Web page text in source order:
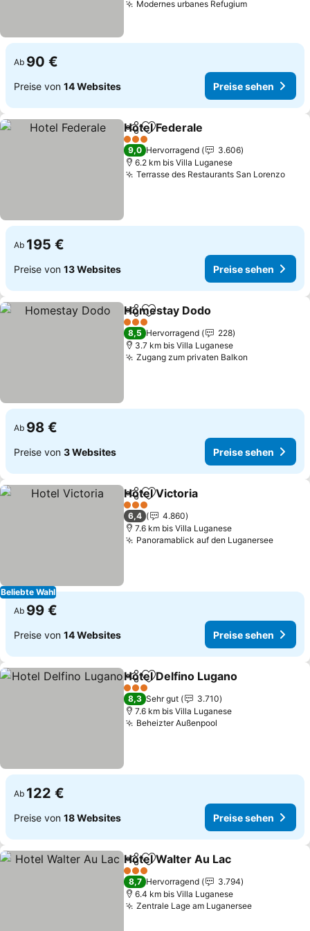
Modernes urbanes RefugiumPreise
Ab 90 €
Preise von 14 Websites Preise sehen
TeilenZu Favoriten hinzufügen
Hotel Federale
3 Sterne
9,0 Hervorragend
3.606
6.2 km bis Villa Luganese
Terrasse des Restaurants San Lorenzo
Ab 195 €
Preise von 13 Websites Preise sehen
TeilenZu Favoriten hinzufügen
Homestay Dodo
3 Sterne
8,5 Hervorragend
228
3.7 km bis Villa Luganese
Zugang zum privaten Balkon
Ab 98 €
Preise von 3 Websites Preise sehen
Beliebte Wahl
TeilenZu Favoriten hinzufügen
Hotel Victoria
3 Sterne
6,4
4.860
7.6 km bis Villa Luganese
Panoramablick auf den LuganerseePreise
Ab 99 €
Preise von 14 Websites Preise sehen
TeilenZu Favoriten hinzufügen
Hotel Delfino Lugano
3 Sterne
8,3 Sehr gut
3.710
7.6 km bis Villa Luganese
Beheizter Außenpool
Ab 122 €
Preise von 18 Websites Preise sehen
TeilenZu Favoriten hinzufügen
Hotel Walter Au Lac
3 Sterne
8,7 Hervorragend
3.794
6.4 km bis Villa Luganese
Zentrale Lage am LuganerseePreise